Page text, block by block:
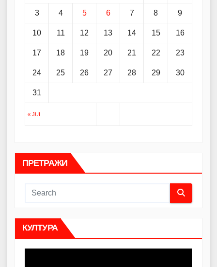
« JUL
3 4 5 6 7 8 9
10 11 12 13 14 15 16
17 18 19 20 21 22 23
24 25 26 27 28 29 30
31
ПРЕТРАЖИ
КУЛТУРА